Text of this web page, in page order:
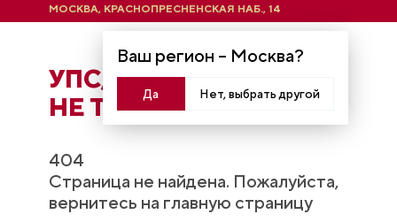
Ваш регион – Москва?
Да Нет, выбрать другой
МОСКВА, КРАСНОПРЕСНЕНСКАЯ НАБ., 14
УПС, ЧТO-ТО ПОШЛО
НЕ ТАК...
404
Страница не найдена. Пожалуйста,
вернитесь на главную страницу